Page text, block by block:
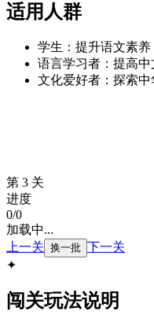
适用人群
学生：提升语文素
语言学习者：提高
文化爱好者：探索
第 3 关
进度
0/0
加载中...
上一关 换一批 下一关
✦
闯关玩法说明